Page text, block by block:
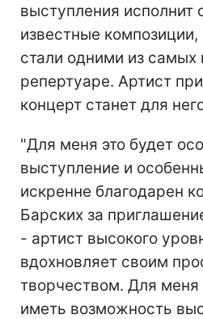
выступления исполнит
известные
стали одними из самых
репертуаре. Артист
концерт станет для
"Для меня это будет
выступление и
искренне благодарен
Барских за
- артист высокого
вдохновляет своим
творчеством. Для
иметь возможность